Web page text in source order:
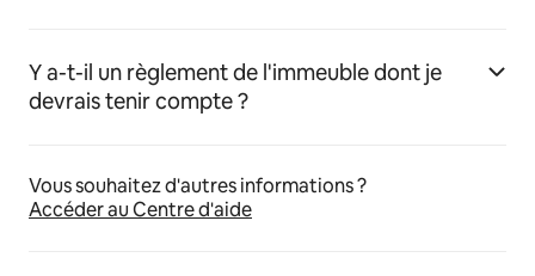
Y a-t-il un règlement de l'immeuble dont je
devrais tenir compte ?
Vous souhaitez d'autres informations ?
Accéder au Centre d'aide